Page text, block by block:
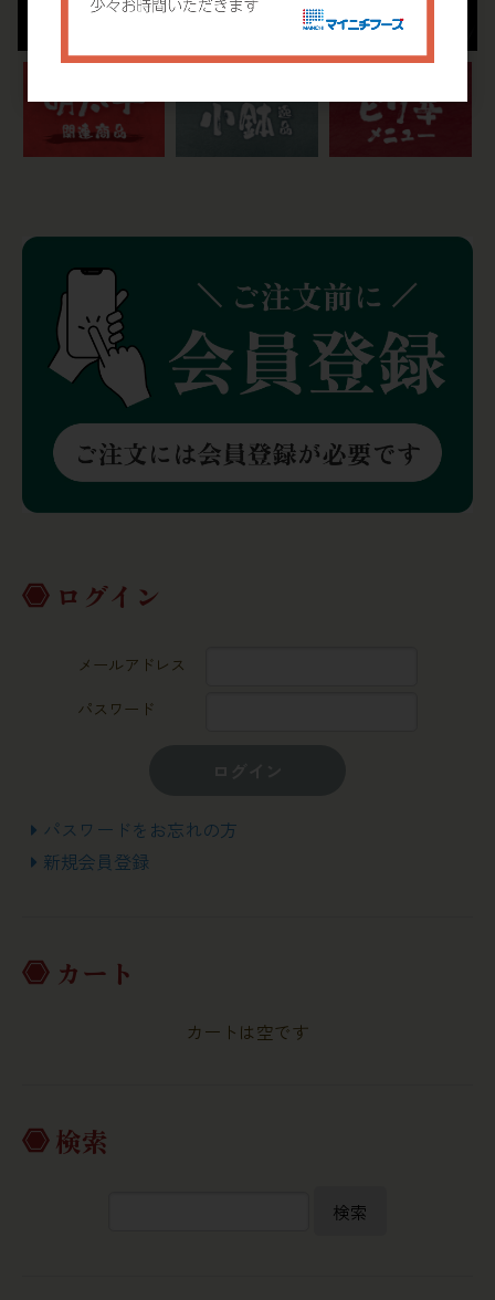
ログイン
メールアドレス
パスワード
パスワードをお忘れの方
新規会員登録
カート
カートは空です
検索
検索